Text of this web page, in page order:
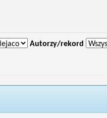
Autorzy/rekord